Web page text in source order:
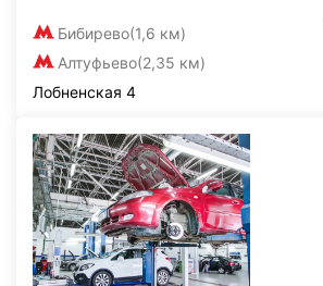
Бибирево(1,6 км)
Алтуфьево(2,35 км)
Лобненская 4